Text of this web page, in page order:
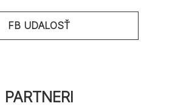
FB UDALOSŤ
PARTNERI